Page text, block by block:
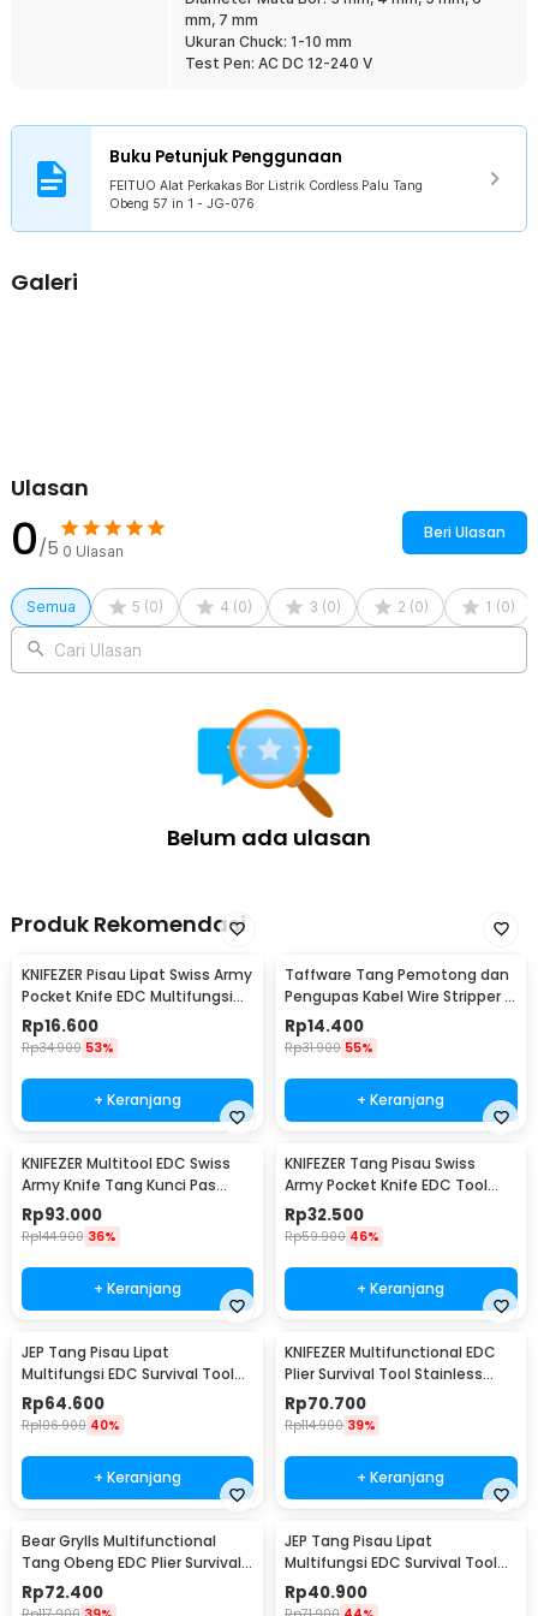
kotak perkakas set ini tidak mudah pecah saat terjatuh.
Kelengkapan Produk
1 x Baterai Bor Listrik
1 x Kunci Inggris
1 x Meteran
1 x Cutter
10 x Mata Obeng
1 x Kotak Penyimpanan
1 x Panduan Penggunaan Bor Listrik
mm, 7 mm
Ukuran Chuck: 1-10 mm
Test Pen: AC DC 12-240 V
Buku Petunjuk Penggunaan
FEITUO Alat Perkakas Bor Listrik Cordless Palu Tang
Obeng 57 in 1 - JG-076
Galeri
Ulasan
0/5 0 Ulasan
Beri Ulasan
Semua 5 (0) 4 (0) 3 (0) 2 (0) 1 (0)
Cari Ulasan
Belum ada ulasan
Produk Rekomendasi
KNIFEZER Pisau Lipat Swiss Army
Pocket Knife EDC Multifungsi
11in1 - A3011
Rp16.600
Rp34.900 53%
+ Keranjang
Taffware Tang Pemotong dan
Pengupas Kabel Wire Stripper 7
Slot - JM-CT4-12
Rp14.400
Rp31.900 55%
+ Keranjang
KNIFEZER Multitool EDC Swiss
Army Knife Tang Kunci Pas
Stainless Steel - MPG05
Rp93.000
Rp144.900 36%
+ Keranjang
KNIFEZER Tang Pisau Swiss
Army Pocket Knife EDC Tool
Stainless Steel - A3009
Rp32.500
Rp59.900 46%
+ Keranjang
JEP Tang Pisau Lipat
Multifungsi EDC Survival Tool
Stainless Steel - MPA22S
Rp64.600
Rp106.900 40%
+ Keranjang
KNIFEZER Multifunctional EDC
Plier Survival Tool Stainless
Steel - MPA21
Rp70.700
Rp114.900 39%
+ Keranjang
Bear Grylls Multifunctional
Tang Obeng EDC Plier Survival
Tool - MPA19
Rp72.400
JEP Tang Pisau Lipat
Multifungsi EDC Survival Tool
Stainless Steel - MPA13
Rp40.900